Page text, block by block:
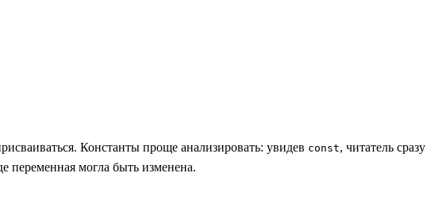
Константы проще анализировать: увидев const, читатель сразу
переменная могла быть изменена.